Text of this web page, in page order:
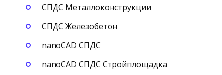
СПДС Металлоконструкции
СПДС Железобетон
nanoCAD СПДС
nanoCAD СПДС Стройплощадка